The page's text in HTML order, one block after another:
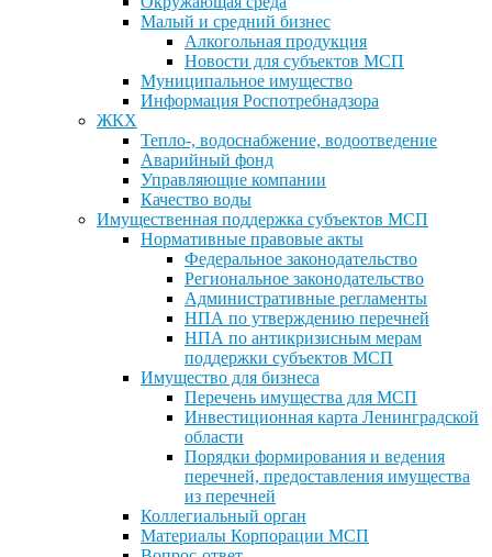
Малый и средний бизнес
Алкогольная продукция
Новости для субъектов МСП
Муниципальное имущество
Информация Роспотребнадзора
ЖКХ
Тепло-, водоснабжение, водоотведение
Аварийный фонд
Управляющие компании
Качество воды
Имущественная поддержка субъектов МСП
Нормативные правовые акты
Федеральное законодательство
Региональное законодательство
Административные регламенты
НПА по утверждению перечней
НПА по антикризисным мерам
поддержки субъектов МСП
Имущество для бизнеса
Перечень имущества для МСП
Инвестиционная карта Ленинградской
области
Порядки формирования и ведения
перечней, предоставления имущества
из перечней
Коллегиальный орган
Материалы Корпорации МСП